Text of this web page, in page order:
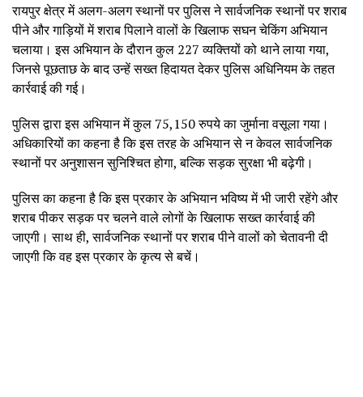
रायपुर क्षेत्र में अलग-अलग स्थानों पर पुलिस ने सार्वजनिक स्थानों पर शराब
पीने और गाड़ियों में शराब पिलाने वालों के खिलाफ सघन चेकिंग अभियान
चलाया। इस अभियान के दौरान कुल 227 व्यक्तियों को थाने लाया गया,
जिनसे पूछताछ के बाद उन्हें सख्त हिदायत देकर पुलिस अधिनियम के तहत
कार्रवाई की गई।
पुलिस द्वारा इस अभियान में कुल 75,150 रुपये का जुर्माना वसूला गया।
अधिकारियों का कहना है कि इस तरह के अभियान से न केवल सार्वजनिक
स्थानों पर अनुशासन सुनिश्चित होगा, बल्कि सड़क सुरक्षा भी बढ़ेगी।
पुलिस का कहना है कि इस प्रकार के अभियान भविष्य में भी जारी रहेंगे और
शराब पीकर सड़क पर चलने वाले लोगों के खिलाफ सख्त कार्रवाई की
जाएगी। साथ ही, सार्वजनिक स्थानों पर शराब पीने वालों को चेतावनी दी
जाएगी कि वह इस प्रकार के कृत्य से बचें।